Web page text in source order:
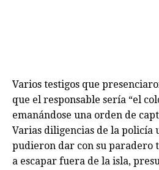
Varios testigos que
que el responsable sería “el
emanándose una orden de
Varias diligencias de la policía
pudieron dar con su paradero
a escapar fuera de la isla,